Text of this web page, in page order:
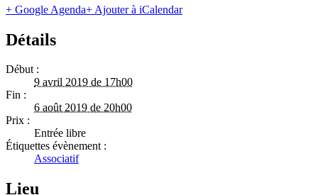
+ Google Agenda+ Ajouter à iCalendar
Détails
Début :
9 avril 2019 de 17h00
Fin :
6 août 2019 de 20h00
Prix :
Entrée libre
Étiquettes évènement :
Associatif
Lieu